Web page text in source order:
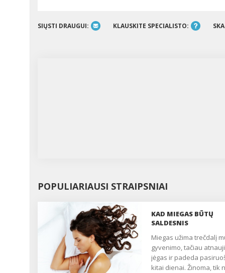
SIŲSTI DRAUGUI: KLAUSKITE SPECIALISTO:
POPULIARIAUSI STRAIPSNIAI
KAD MIEGAS BŪTŲ
SALDESNIS
Miegas užima trečdalį mūsų
gyvenimo, tačiau
jėgas ir padeda
kitai dienai. Žinoma, tik